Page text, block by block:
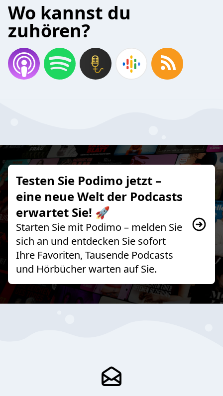
Wo kannst du
zuhören?
Testen Sie Podimo jetzt –
eine neue Welt der Podcasts
erwartet Sie! 🚀
Starten Sie mit Podimo – melden Sie
sich an und entdecken Sie sofort
Ihre Favoriten, Tausende Podcasts
und Hörbücher warten auf Sie.